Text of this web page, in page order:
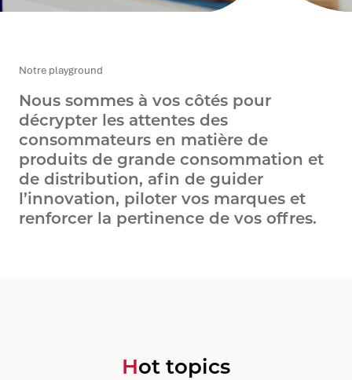
Notre playground
Nous sommes à vos côtés pour
décrypter les attentes des
consommateurs en matière de
produits de grande consommation et
de distribution, afin de guider
l’innovation, piloter vos marques et
renforcer la pertinence de vos offres.
Hot topics